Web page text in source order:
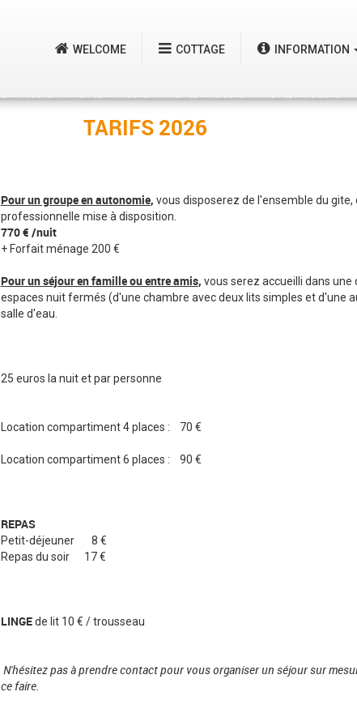
WELCOME COTTAGE INFORMATION
TARIFS 2026
Pour un groupe en autonomie, vous disposerez de l'ensemble du gite,
professionnelle mise à disposition.
770 € /nuit
+ Forfait ménage 200 €
Pour un séjour en famille ou entre amis, vous serez accueilli dans
espaces nuit fermés (d'une chambre avec deux lits simples et d'une
salle d'eau.
25 euros la nuit et par personne
Location compartiment 4 places : 70 €
Location compartiment 6 places : 90 €
REPAS
Petit-déjeuner 8 €
Repas du soir 17 €
LINGEde lit 10 € / trousseau
N'hésitez pas à prendre contact pour vous organiser un séjour sur
ce faire.